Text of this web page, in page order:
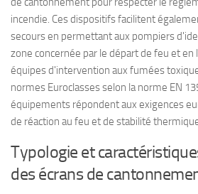
incendie. Ces dispositifs facilitent
secours en permettant aux pompiers
zone concernée par le départ de feu et
équipes d'intervention aux fumées
normes Euroclasses selon la norme EN
équipements répondent aux exigences
de réaction au feu et de stabilité
Typologie et
des écrans de